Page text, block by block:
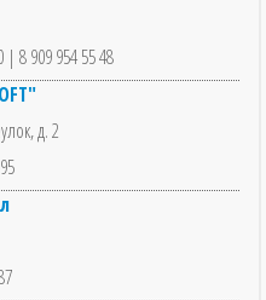
8 909 954 55 48
д. 2